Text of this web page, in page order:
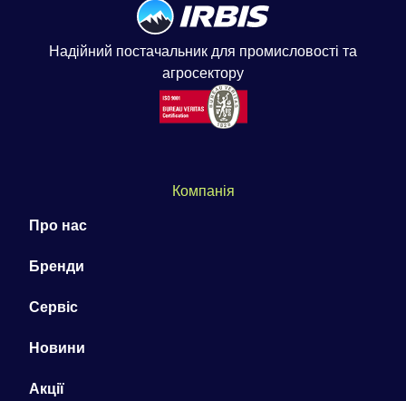
Надійний постачальник для промисловості та
агросектору
Компанія
Про нас
Бренди
Сервіс
Новини
Акції